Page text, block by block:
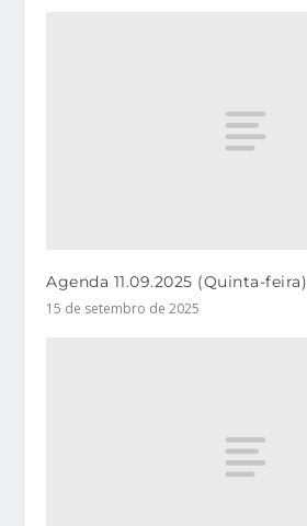
Agenda 11.09.2025 (Quinta-feira)
15 de setembro de 2025